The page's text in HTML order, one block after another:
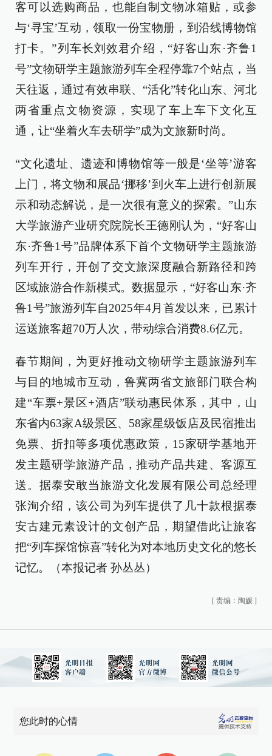
客可以选购商品，也能自制文物冰箱贴，或参
与‘寻宝’互动，领取一份宝物册，到沿线博物馆
打卡。”列车长刘效君介绍，“好客山东·齐鲁1
号”文物研学主题旅游列车全程停靠7个站点，当
天往返，通过有效串联、“活化”转化山东、河北
两省重点文物资源，实现了车上车下文化互
通，让“坐着火车去研学”成为文旅新时尚。
“文化遗址、遗迹和博物馆等一般是‘坐等’游客
上门，将文物和展品‘挪移’到火车上进行创新展
示和动态解说，是一次很有意义的探索。”山东
大学旅游产业研究院院长王德刚认为，“好客山
东·齐鲁1号”品牌体系下首个文物研学主题旅游
列车开行，开创了交文旅深度融合新路径和跨
区域旅游合作新模式。数据显示，“好客山东·齐
鲁1号”旅游列车自2025年4月首发以来，已累计
运送旅客超70万人次，带动综合消费8.6亿元。
春节期间，为更好推动文物研学主题旅游列车
与目的地城市互动，鲁冀两省文旅部门联合构
建“车票+景区+酒店”联动惠民体系，其中，山
东省内63家A级景区、58家星级饭店及民宿推出
免票、折扣等多项优惠政策，15家研学基地开
发主题研学旅游产品，推动产品共建、客源互
送。据泰安敢当旅游文化发展有限公司总经理
张洵介绍，该公司为列车提供了几十款根据泰
安古建元素设计的文创产品，期望借此让旅客
把“列车探馆惊喜”转化为对本地历史文化的悠长
记忆。（本报记者 孙丛丛）
[ 责编：陶媛 ]
您此时的心情